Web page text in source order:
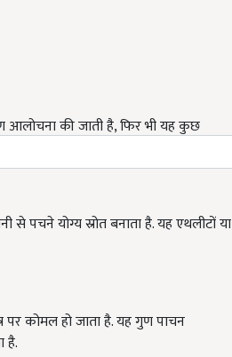
की जाती है, फिर भी यह कुछ
पचने योग्य स्रोत बनाता है. यह एथलीटों या
कोमल हो जाता है. यह गुण पाचन
है.